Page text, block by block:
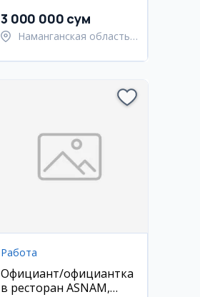
3 000 000 сум
Наманганская область,
Работа
Официант/официантка
в ресторан ASNAM,